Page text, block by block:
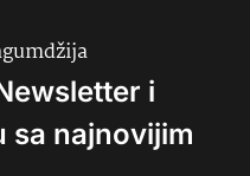
i
sa najnovijim